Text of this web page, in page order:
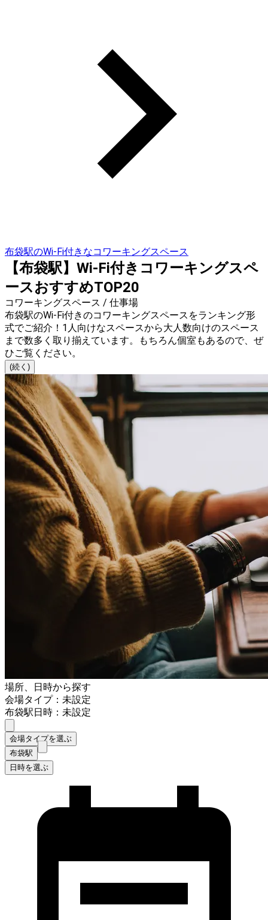
布袋駅のWi-Fi付きなコワーキングスペース
【布袋駅】Wi-Fi付きコワーキングスペ
ースおすすめTOP20
コワーキングスペース / 仕事場
布袋駅のWi-Fi付きのコワーキングスペースをランキング形
式でご紹介！1人向けなスペースから大人数向けのスペース
まで数多く取り揃えています。もちろん個室もあるので、ぜ
ひご覧ください。
(続く)
場所、日時から探す
会場タイプ：未設定
布袋駅日時：未設定
会場タイプを選ぶ
布袋駅
日時を選ぶ